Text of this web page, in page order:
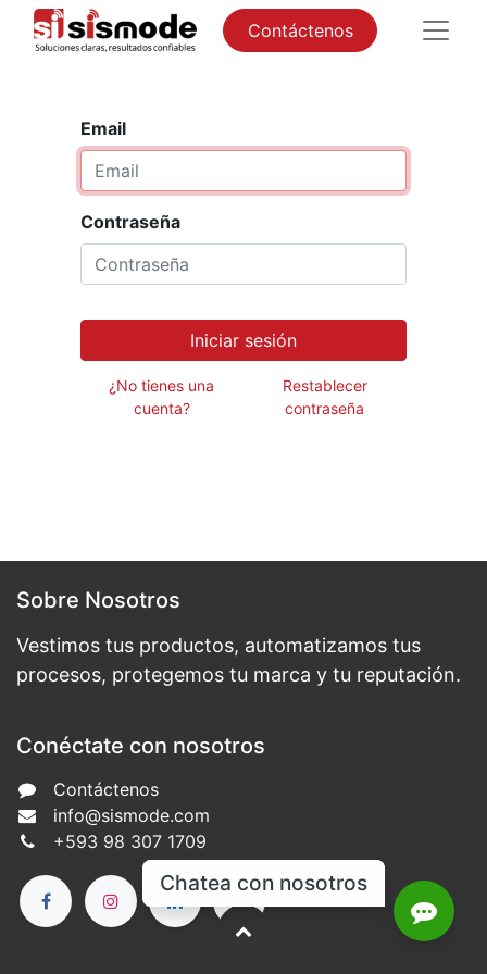
Contáctenos
Email
Contraseña
Iniciar sesión
¿No tienes una
cuenta?
Restablecer
contraseña
Sobre Nosotros
Vestimos tus productos, automatizamos tus
procesos, protegemos tu marca y tu reputación.
Conéctate con nosotros
Contáctenos
info@sismode.com
+593 98 307 1709
Chatea con nosotros